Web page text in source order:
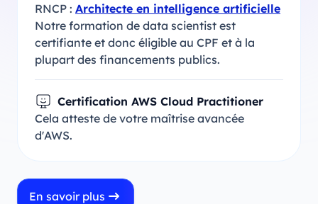
RNCP : Architecte en intelligence artificielle
Notre formation de data scientist est
certifiante et donc éligible au CPF et à la
plupart des financements publics.
Certification AWS Cloud Practitioner
Cela atteste de votre maîtrise avancée
d'AWS.
En savoir plus